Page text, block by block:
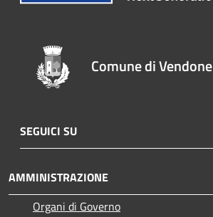
Comune di Vendone
SEGUICI SU
AMMINISTRAZIONE
Organi di Governo